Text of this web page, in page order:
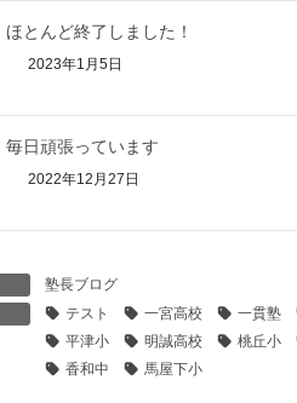
ほとんど終了しました！
2023年1月5日
毎日頑張っています
2022年12月27日
塾長ブログ
テスト 一宮高校 一貫塾
平津小
明誠高校 桃丘小
香和中
馬屋下小